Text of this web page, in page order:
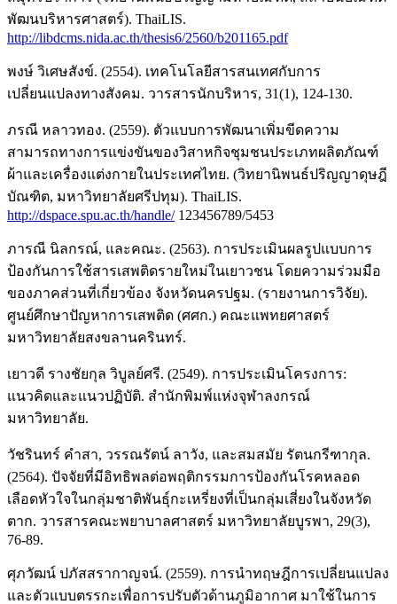
พัฒนบริหารศาสตร์). ThaiLIS.
http://libdcms.nida.ac.th/thesis6/2560/b201165.pdf
พงษ์ วิเศษสังข์. (2554). เทคโนโลยีสารสนเทศกับการ
เปลี่ยนแปลงทางสังคม. วารสารนักบริหาร, 31(1), 124-130.
ภรณี หลาวทอง. (2559). ตัวแบบการพัฒนาเพิ่มขีดความ
สามารถทางการแข่งขันของวิสาหกิจชุมชนประเภทผลิตภัณฑ์
ผ้าและเครื่องแต่งกายในประเทศไทย. (วิทยานิพนธ์ปริญญาดุษฎี
บัณฑิต, มหาวิทยาลัยศรีปทุม). ThaiLIS.
http://dspace.spu.ac.th/handle/123456789/5453
ภารณี นิลกรณ์, และคณะ. (2563). การประเมินผลรูปแบบการ
ป้องกันการใช้สารเสพติดรายใหม่ในเยาวชน โดยความร่วมมือ
ของภาคส่วนที่เกี่ยวข้อง จังหวัดนครปฐม. (รายงานการวิจัย).
ศูนย์ศึกษาปัญหาการเสพติด (ศศก.) คณะแพทยศาสตร์
มหาวิทยาลัยสงขลานครินทร์.
เยาวดี รางชัยกุล วิบูลย์ศรี. (2549). การประเมินโครงการ:
แนวคิดและแนวปฏิบัติ. สำนักพิมพ์แห่งจุฬาลงกรณ์
มหาวิทยาลัย.
วัชรินทร์ คำสา, วรรณรัตน์ ลาวัง, และสมสมัย รัตนกรีฑากุล.
(2564). ปัจจัยที่มีอิทธิพลต่อพฤติกรรมการป้องกันโรคหลอด
เลือดหัวใจในกลุ่มชาติพันธุ์กะเหรี่ยงที่เป็นกลุ่มเสี่ยงในจังหวัด
ตาก. วารสารคณะพยาบาลศาสตร์ มหาวิทยาลัยบูรพา, 29(3),
76-89.
ศุภวัฒน์ ปภัสสรากาญจน์. (2559). การนำทฤษฎีการเปลี่ยนแปลง
และตัวแบบตรรกะเพื่อการปรับตัวด้านภูมิอากาศ มาใช้ในการ